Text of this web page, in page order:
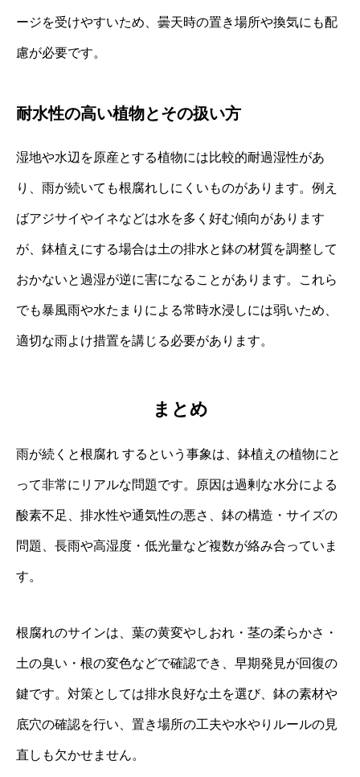
ージを受けやすいため、曇天時の置き場所や換気にも配
慮が必要です。
耐水性の高い植物とその扱い方
湿地や水辺を原産とする植物には比較的耐過湿性があ
り、雨が続いても根腐れしにくいものがあります。例え
ばアジサイやイネなどは水を多く好む傾向があります
が、鉢植えにする場合は土の排水と鉢の材質を調整して
おかないと過湿が逆に害になることがあります。これら
でも暴風雨や水たまりによる常時水浸しには弱いため、
適切な雨よけ措置を講じる必要があります。
まとめ
雨が続くと根腐れ するという事象は、鉢植えの植物にと
って非常にリアルな問題です。原因は過剰な水分による
酸素不足、排水性や通気性の悪さ、鉢の構造・サイズの
問題、長雨や高湿度・低光量など複数が絡み合っていま
す。
根腐れのサインは、葉の黄変やしおれ・茎の柔らかさ・
土の臭い・根の変色などで確認でき、早期発見が回復の
鍵です。対策としては排水良好な土を選び、鉢の素材や
底穴の確認を行い、置き場所の工夫や水やりルールの見
直しも欠かせません。